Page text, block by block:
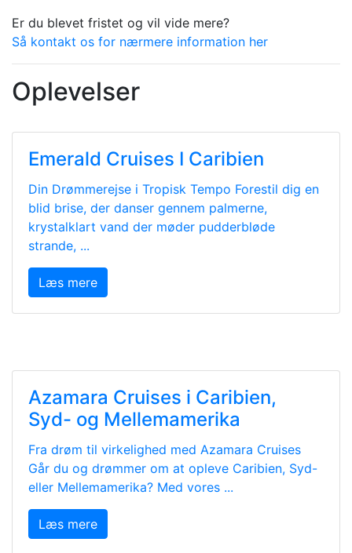
Er du blevet fristet og vil vide mere?
Så kontakt os for nærmere information her
Oplevelser
Emerald Cruises I Caribien
Din Drømmerejse i Tropisk Tempo Forestil dig en
blid brise, der danser gennem palmerne,
krystalklart vand der møder pudderbløde
strande, ...
Læs mere
Azamara Cruises i Caribien,
Syd- og Mellemamerika
Fra drøm til virkelighed med Azamara Cruises
Går du og drømmer om at opleve Caribien, Syd-
eller Mellemamerika? Med vores ...
Læs mere